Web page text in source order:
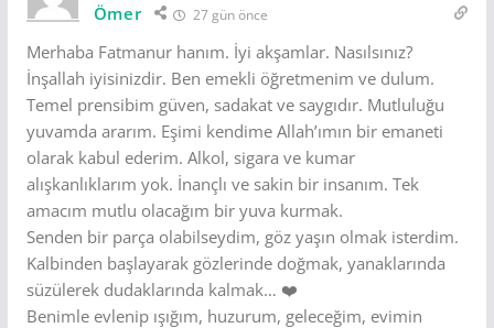
Ömer 27 gün önce
Merhaba Fatmanur hanım. İyi akşamlar. Nasılsınız?
İnşallah iyisinizdir. Ben emekli öğretmenim ve dulum.
Temel prensibim güven, sadakat ve saygıdır. Mutluluğu
yuvamda ararım. Eşimi kendime Allah’ımın bir emaneti
olarak kabul ederim. Alkol, sigara ve kumar
alışkanlıklarım yok. İnançlı ve sakin bir insanım. Tek
amacım mutlu olacağım bir yuva kurmak.
Senden bir parça olabilseydim, göz yaşın olmak isterdim.
Kalbinden başlayarak gözlerinde doğmak, yanaklarında
süzülerek dudaklarında kalmak… ❤️
Benimle evlenip ışığım, huzurum, geleceğim, evimin